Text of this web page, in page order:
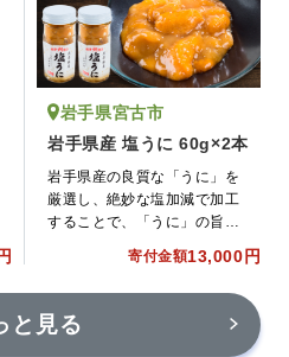
て「通販でも新鮮なうに」を
お手頃な価格でお届けしてお
ります。
岩手県宮古市
岩手県産 塩うに 60g×2本
岩手県産の良質な「うに」を
厳選し、絶妙な塩加減で加工
することで、「うに」の旨み
を凝縮させた贅沢な味わいが
寄付金額13,000円
と見る